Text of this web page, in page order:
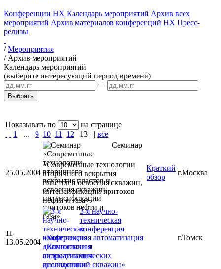
Конференции НХ Календарь мероприятий Архив всех
мероприятий Архив материалов конференций НХ Пресс-
релизы
/Мероприятия
/ Архив мероприятий
Календарь мероприятий
(выберите интересующий период времени)
—
Показывать по
на странице
1
... 9 10 11 12 13 | все
25.05.2004
Семинар
«Современные технологии
вторичного вскрытия
пластов и освоения скважин,
интенсификации притоков
нефти и газа».
Краткий
обзор
г.Москва
11-
13.05.2004
3-я научно-
техническая
конференция
«Комплексная автоматизация
диагностики и
гидродинамических
исследований скважин»
г.Томск